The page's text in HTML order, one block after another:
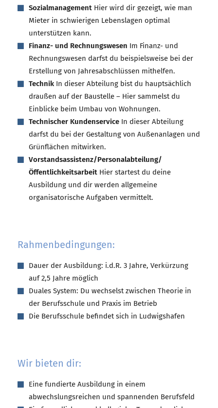
SozialmanagementHier wird dir gezeigt, wie man
Mieter in schwierigen Lebenslagen optimal
unterstützen kann.
Finanz- und Rechnungswesen Im Finanz- und
Rechnungswesen darfst du beispielsweise bei der
Erstellung von Jahresabschlüssen mithelfen.
TechnikIn dieser Abteilung bist du hauptsächlich
draußen auf der Baustelle – Hier sammelst du
Einblicke beim Umbau von Wohnungen.
Technischer KundenserviceIn dieser Abteilung
darfst du bei der Gestaltung von Außenanlagen und
Grünflächen mitwirken.
Vorstandsassistenz/Personalabteilung/
ÖffentlichkeitsarbeitHier startest du deine
Ausbildung und dir werden allgemeine
organisatorische Aufgaben vermittelt.
Rahmenbedingungen:
Dauer der Ausbildung: i.d.R. 3 Jahre, Verkürzung
auf 2,5 Jahre möglich
Duales System: Du wechselst zwischen Theorie in
der Berufsschule und Praxis im Betrieb
Die Berufsschule befindet sich in Ludwigshafen
Wir bieten dir:
Eine fundierte Ausbildung in einem
abwechslungsreichen und spannenden Berufsfeld